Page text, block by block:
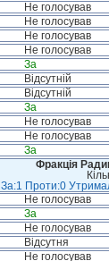
Не голосував
Не голосував
Не голосував
Не голосував
За
Відсутній
Відсутній
За
Не голосував
Не голосував
За
Фракція
За:1 Проти:0
Не голосував
За
Не голосував
Відсутня
Не голосував